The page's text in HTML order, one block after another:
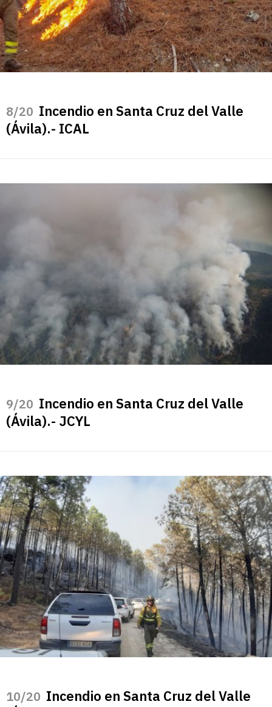
/20 Incendio en Santa Cruz del Valle
(Ávila).- ICAL
/20 Incendio en Santa Cruz del Valle
(Ávila).- JCYL
/20 Incendio en Santa Cruz del Valle